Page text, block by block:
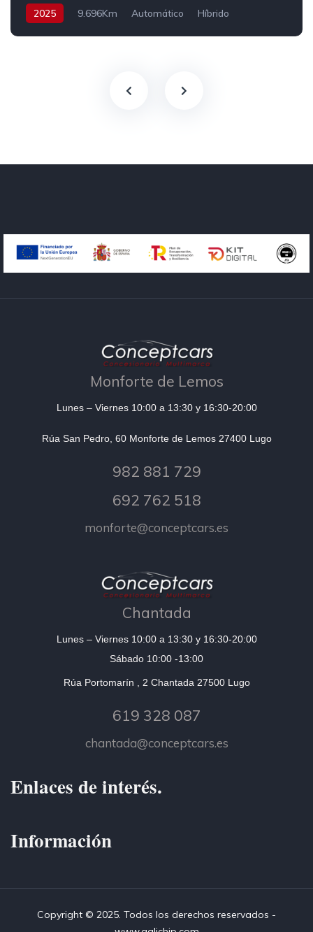
2025 9.696Km Automático
Híbrido
Monforte de Lemos
Lunes – Viernes 10:00 a 13:30 y 16:30-20:00
Rúa San Pedro, 60 Monforte de Lemos 27400 Lugo
982 881 729
692 762 518
monforte@conceptcars.es
Chantada
Lunes – Viernes 10:00 a 13:30 y 16:30-20:00
Sábado 10:00 -13:00
Rúa Portomarín , 2 Chantada 27500 Lugo
619 328 087
chantada@conceptcars.es
Enlaces de interés.
Información
Copyright © 2025. Todos los derechos reservados -